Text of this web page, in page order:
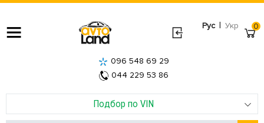
Рус | Укр
Подбор по VIN
096 548 69 29
044 229 53 86
0